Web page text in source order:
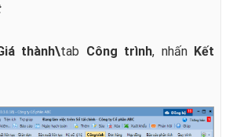
thành\tab Công trình, nhấn Kết